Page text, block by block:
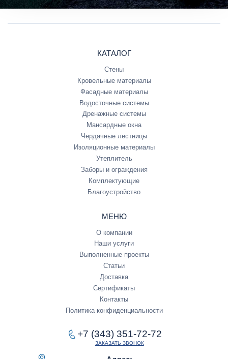
КАТАЛОГ
Стены
Кровельные материалы
Фасадные материалы
Водосточные системы
Дренажные системы
Мансардные окна
Чердачные лестницы
Изоляционные материалы
Утеплитель
Заборы и ограждения
Комплектующие
Благоустройство
МЕНЮ
О компании
Наши услуги
Выполненные проекты
Статьи
Доставка
Сертификаты
Контакты
Политика конфиденциальности
+7 (343) 351-72-72
ЗАКАЗАТЬ ЗВОНОК